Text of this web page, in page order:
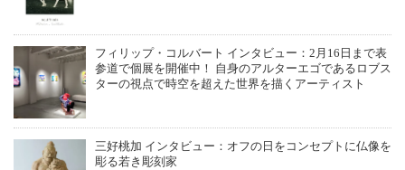
フィリップ・コルバート インタビュー：2月16日まで表
参道で個展を開催中！ 自身のアルターエゴであるロブス
ターの視点で時空を超えた世界を描くアーティスト
三好桃加 インタビュー：オフの日をコンセプトに仏像を
彫る若き彫刻家